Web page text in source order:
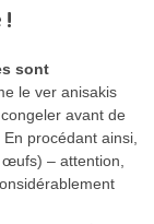
sont
le ver anisakis
avant de
procédant ainsi,
– attention,